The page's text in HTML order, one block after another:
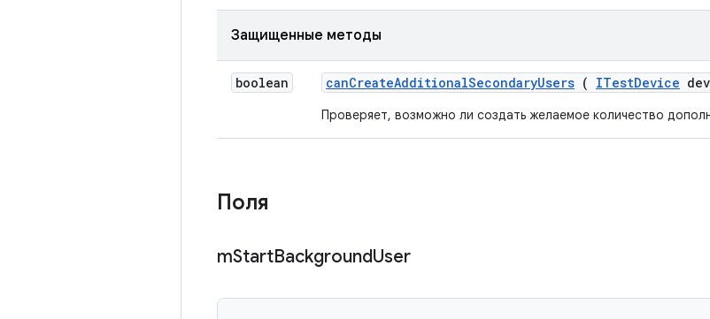
Защищенные методы
boolean canCreateAdditionalSecondaryUsers ( ITestDevice
Проверяет, возможно ли создать желаемое количество
Поля
mStartBackgroundUser